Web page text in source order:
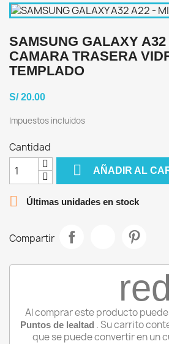
SAMSUNG GALAXY A32
CAMARA TRASERA
TEMPLADO
S/ 20.00
Impuestos incluidos
Cantidad
 AÑADIR AL
 Últimas unidades en stock
Compartir
Al comprar este producto
Puntos de lealtad . Su carrito
que se puede convertir en un